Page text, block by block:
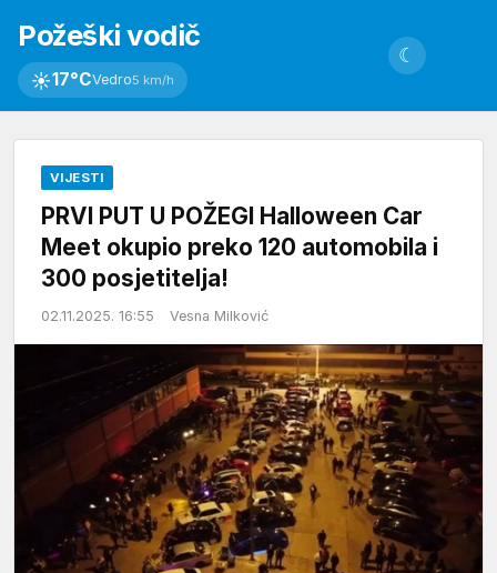
Požeški vodič
☀17°CVedro5 km/h
☾
VIJESTI
PRVI PUT U POŽEGI Halloween Car
Meet okupio preko 120 automobila i
300 posjetitelja!
02.11.2025. 16:55 Vesna Milković